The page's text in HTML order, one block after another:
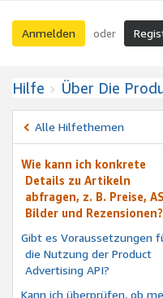
Anmelden oder
Hilfe Über Die
Alle Hilfethemen
Wie kann ich konkrete
Details zu Artikeln
abfragen, z. B. Preise,
Bilder und Rezensionen?
Gibt es Voraussetzungen
die Nutzung der Product
Advertising API?
Kann ich überprüfen, ob